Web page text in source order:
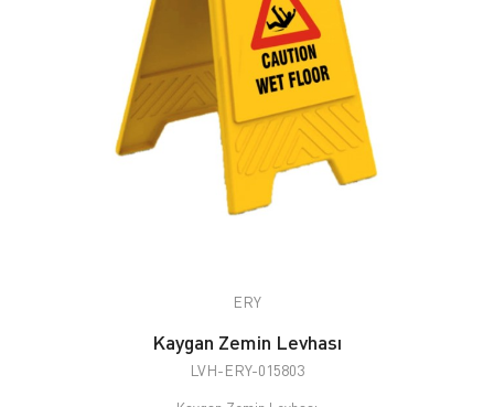
ERY
Kaygan Zemin Levhası
LVH-ERY-015803